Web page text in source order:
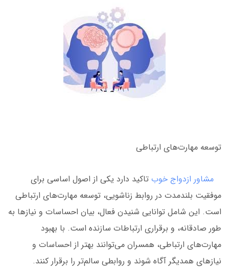
توسعه مهارت‌های ارتباطی
مشاور ازدواج خوب تاکید دارد یکی از اصول اساسی برای
موفقیت بلندمدت در روابط زناشویی، توسعه مهارت‌های ارتباطی
است. این شامل توانایی شنیدن فعال، بیان احساسات و نیازها به
طور صادقانه، و برقراری ارتباطات سازنده است. با بهبود
مهارت‌های ارتباطی، همسران می‌توانند بهتر از احساسات و
نیازهای همدیگر آگاه شوند و روابطی سالم‌تر را برقرار کنند.